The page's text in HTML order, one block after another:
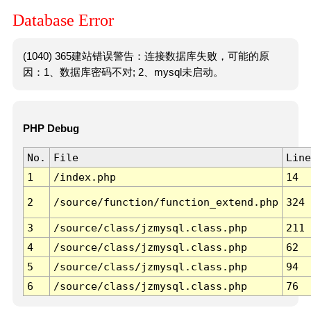
Database Error
(1040) 365建站错误警告：连接数据库失败，可能的原
因：1、数据库密码不对; 2、mysql未启动。
PHP Debug
No. File
Line
1
/index.php 14
2 /source/function/function_extend.php 324
3 /source/class/jzmysql.class.php
211
4
/source/class/jzmysql.class.php
62
5
/source/class/jzmysql.class.php
94
6
/source/class/jzmysql.class.php 76